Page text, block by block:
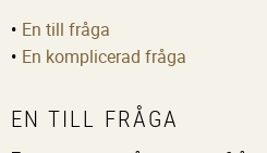
En till fråga
En komplicerad fråga
EN TILL FRÅGA